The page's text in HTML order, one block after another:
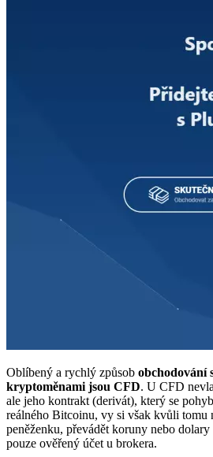
Oblíbený a rychlý způsob obchodování
kryptoměnami jsou CFD. U CFD
ale jeho kontrakt (derivát), který se
reálného Bitcoinu, vy si však kvůli tomu
peněženku, převádět koruny nebo dolary
pouze ověřený účet u brokera.